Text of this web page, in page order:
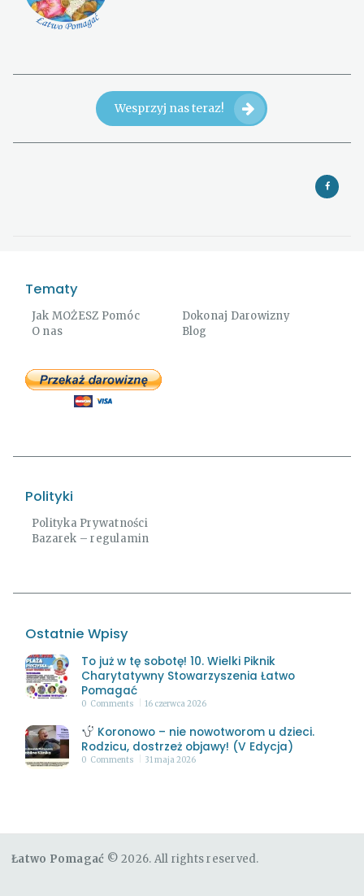
Wesprzyj nas teraz!
Tematy
Jak MOŻESZ Pomóc
Dokonaj Darowizny
O nas
Blog
Polityki
Polityka Prywatności
Bazarek – regulamin
Ostatnie Wpisy
To już w tę sobotę! 10. Wielki Piknik
Charytatywny Stowarzyszenia Łatwo
Pomagać
0 Comments 16 czerwca 2026
Koronowo – nie nowotworom u dzieci.
Rodzicu, dostrzeż objawy! (V Edycja)
0 Comments 31 maja 2026
Łatwo Pomagać © 2026. All rights reserved.